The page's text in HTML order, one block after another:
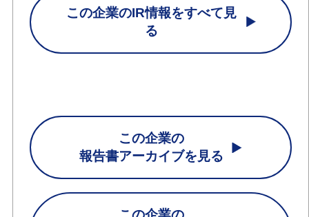
この企業のIR情報をすべて見
る
この企業の
報告書アーカイブを見る